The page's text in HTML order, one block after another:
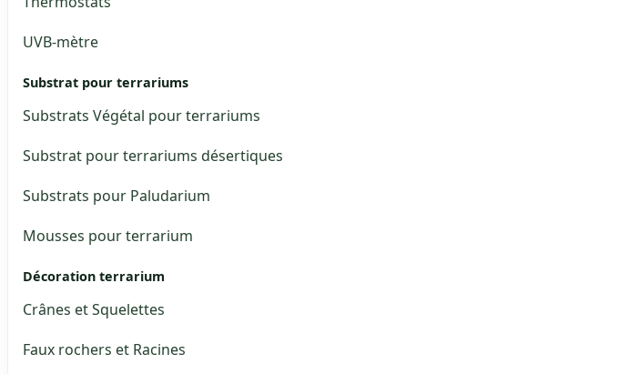
UVB-mètre
Substrat pour terrariums
Substrats Végétal pour terrariums
Substrat pour terrariums désertiques
Substrats pour Paludarium
Mousses pour terrarium
Décoration terrarium
Crânes et Squelettes
Faux rochers et Racines